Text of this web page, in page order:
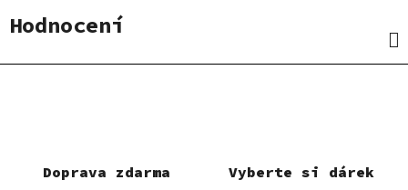
Doprava zdarma Vyberte si dárek
Hodnocení